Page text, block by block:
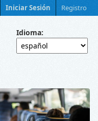
Iniciar Sesión Registro
Idioma